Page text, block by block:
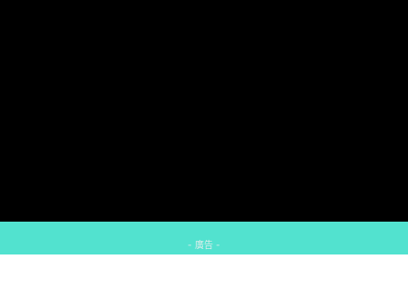
- 廣告 -